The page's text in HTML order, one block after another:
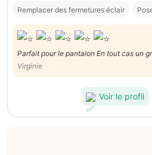
Remplacer des fermetures éclair
Parfait pour le pantalon En
Virginie
Voir le profil